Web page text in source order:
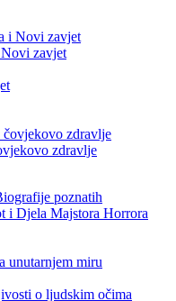
zavjet
zdravlje
i Djela Majstora Horrora
unutarnjem miru